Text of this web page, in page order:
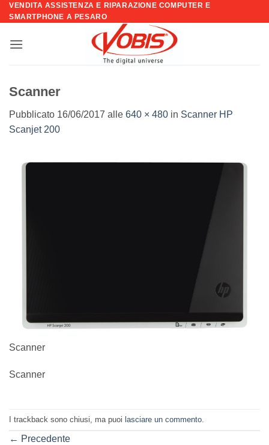
Salta
ai
VENDITA ASSISTENZA E RIPARAZIONE COMPUTER E
SMARTPHONE A PESARO
Scanner
Pubblicato 16/06/2017 alle 640 × 480 in Scanner HP
Scanjet 200
Scanner
Scanner
I trackback sono chiusi, ma puoi lasciare un commento
← Precedente